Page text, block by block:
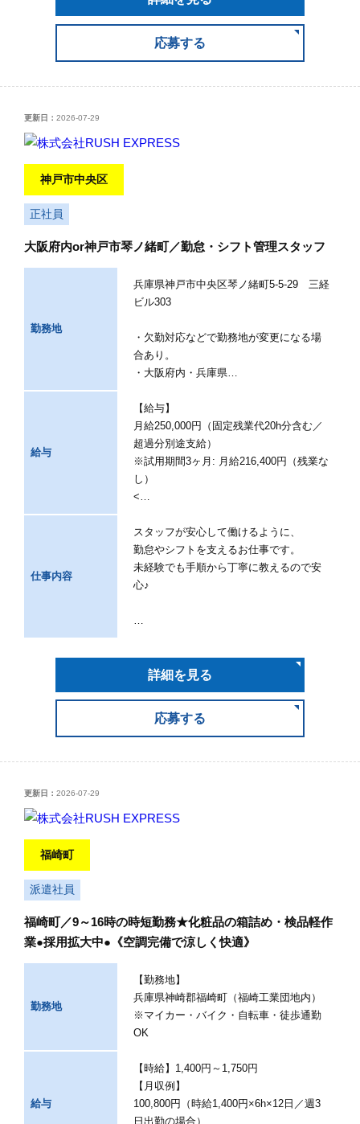
応募する
更新日： 2026-07-29
神戸市中央区
正社員
大阪府内or神戸市琴ノ緒町／勤怠・シフト管理スタッフ
勤務地
兵庫県神戸市中央区琴ノ緒町5-5-29 三経
ビル303
・欠勤対応などで勤務地が変更になる場
合あり。
・大阪府内・兵庫県…
給与
【給与】
月給250,000円（固定残業代20h分含む／
超過分別途支給）
※試用期間3ヶ月: 月給216,400円（残業な
し）
<…
仕事内容
スタッフが安心して働けるように、
勤怠やシフトを支えるお仕事です。
未経験でも手順から丁寧に教えるので安
心♪
詳細を見る
応募する
更新日： 2026-07-29
福崎町
派遣社員
福崎町／9～16時の時短勤務★化粧品の箱詰め・検品軽作
業●採用拡大中●《空調完備で涼しく快適》
勤務地
【勤務地】
兵庫県神崎郡福崎町（福崎工業団地内）
※マイカー・バイク・自転車・徒歩通勤
OK
給与
【時給】1,400円～1,750円
【月収例】
100,800円（時給1,400円×6h×12日／週3
日出勤の場合）